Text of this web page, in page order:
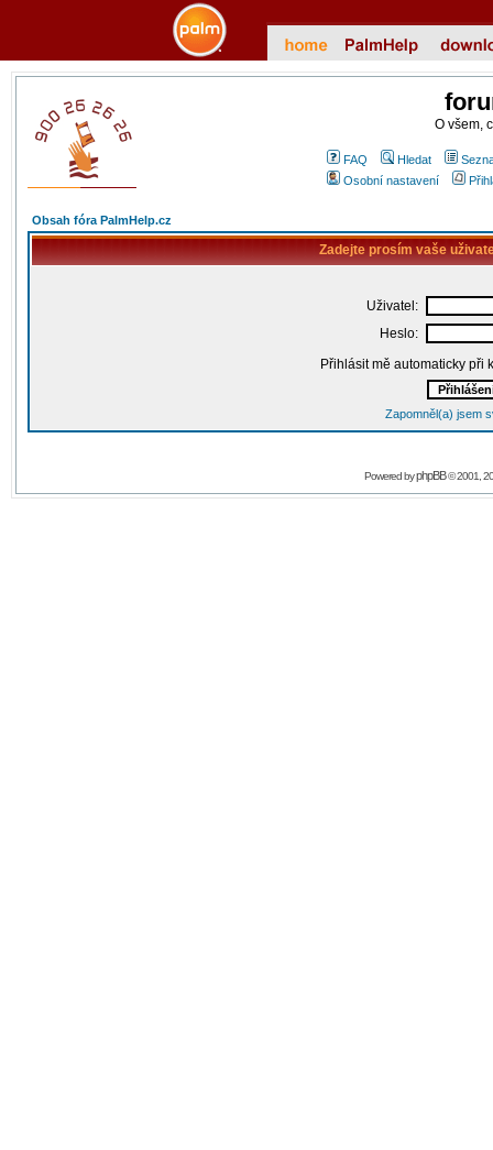
O všem,
FAQ Hledat
Osobní nastavení
Obsah fóra PalmHelp.cz
Zadejte prosím vaše
Uživatel:
Heslo:
Přihlásit mě automaticky při
Zapomněl(a) jsem
Powered byphpBB© 2001,